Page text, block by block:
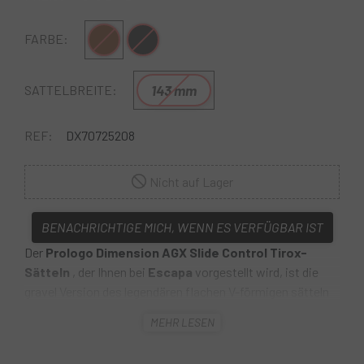
FARBE: Schwarz
SATTELBREITE: 143 mm
REF: DX70725208
BENACHRICHTIGE MICH, WENN ES VERFÜGBAR IST
Der Prologo Dimension AGX Slide Control Tirox-
Sätteln , der Ihnen bei Escapa vorgestellt wird, ist die
Cyclocross) wurde speziell für off -Abenteuer entwickelt
MEHR LESEN